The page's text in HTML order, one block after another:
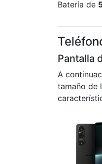
Batería de
Pantalla
A
tamaño de